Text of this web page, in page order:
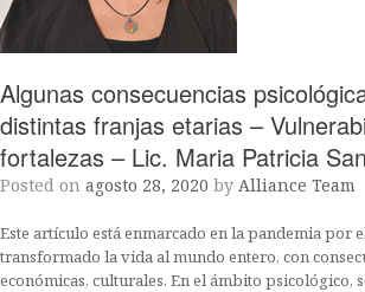
Algunas consecuencias
distintas franjas etarias –
fortalezas – Lic. Maria Patricia
Posted on agosto 28, 2020 by Alliance Team
Este artículo está enmarcado en la pandemia por
transformado la vida al mundo entero, con
económicas, culturales. En el ámbito psicológico,